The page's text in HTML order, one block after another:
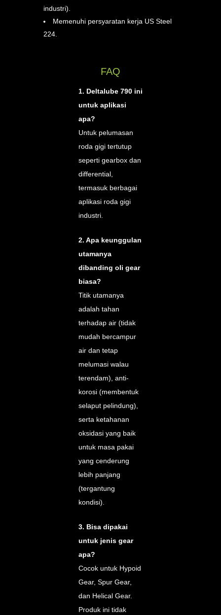
industri).
Memenuhi persyaratan kerja US Steel
224.
FAQ
1. Deltalube 790 ini
untuk aplikasi
apa?
Untuk pelumasan
roda gigi tertutup
seperti gearbox dan
differential,
termasuk berbagai
aplikasi roda gigi
industri.
2. Apa keunggulan
utamanya
dibanding oli gear
biasa?
Titik utamanya
adalah tahan
terhadap air (tidak
mudah bercampur
air dan tetap
melumasi walau
terendam), anti-
korosi (membentuk
selaput pelindung),
serta ketahanan
oksidasi yang baik
untuk masa pakai
yang cenderung
lebih panjang
(tergantung
kondisi).
3. Bisa dipakai
untuk jenis gear
apa?
Cocok untuk Hypoid
Gear, Spur Gear,
dan Helical Gear.
Produk ini tidak